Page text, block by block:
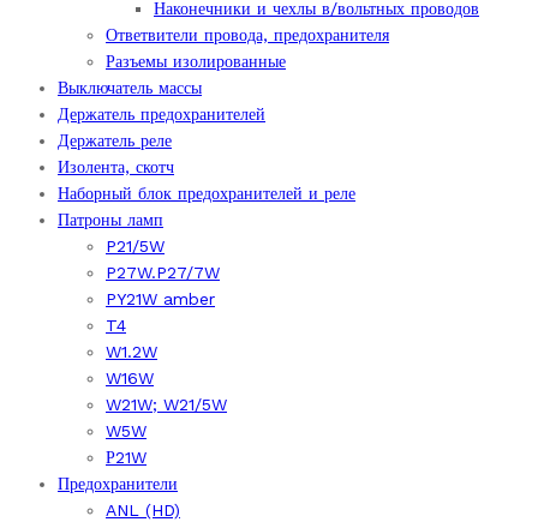
Наконечники и чехлы в/вольтных проводов
Ответвители провода, предохранителя
Разъемы изолированные
Выключатель массы
Держатель предохранителей
Держатель реле
Изолента, скотч
Наборный блок предохранителей и реле
Патроны ламп
P21/5W
P27W.P27/7W
PY21W amber
T4
W1.2W
W16W
W21W; W21/5W
W5W
Р21W
Предохранители
ANL (HD)